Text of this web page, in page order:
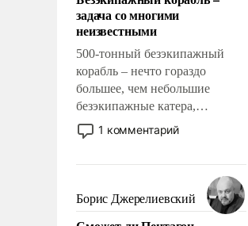
адаптироваться.
задача со многими
неизвестными
500-тонный безэкипажный
корабль – нечто гораздо
большее, чем небольшие
безэкипажные катера,
применение которых уже
стало обыденностью. Задача по
сложна и амбициозна. Однако
и ее реализация радикально
поднимет наши боевые
1 комментарий
Борис Джерелиевский